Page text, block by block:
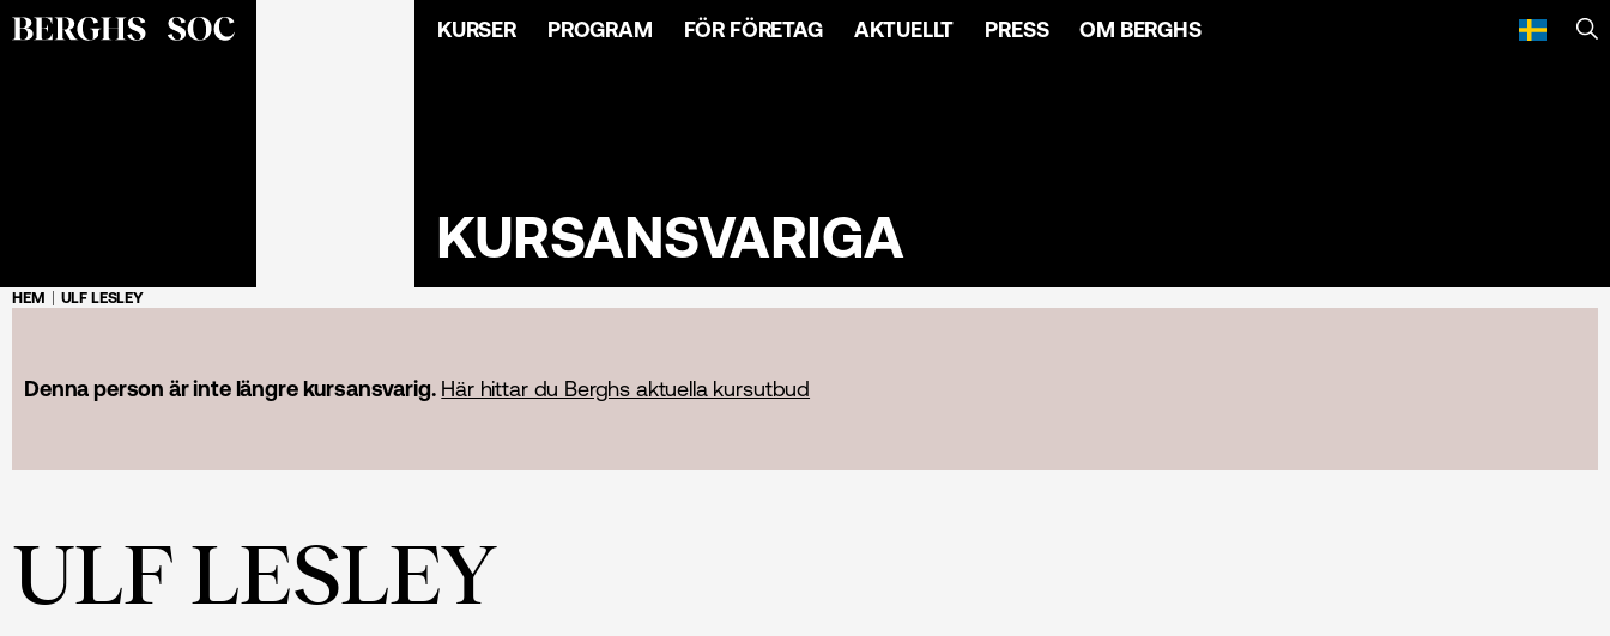
KURSER PROGRAM FÖR FÖRETAG AKTUELLT PRESS OM BERGHS
KURSANSVARIGA
HEM ULF LESLEY
Denna person är inte längre kursansvarig. Här hittar du Berghs aktuella kursutbud
ULF LESLEY